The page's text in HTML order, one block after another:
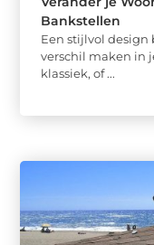
Bankstellen
Een stijlvol design
verschil maken in
klassiek, of ...